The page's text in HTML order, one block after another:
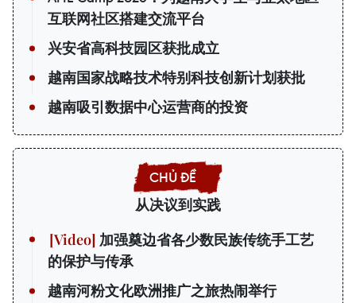
互联网社区搭建交流平台
兴安省高科技园区获批成立
越南国家战略技术特别科技创新计划获批
越南吸引数据中心运营商的投资
从决议到实践
加强奠边省各少数民族传统手工艺
的保护与传承
越南河粉文化欧洲推广之旅热闹举行